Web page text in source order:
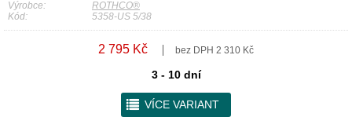
Výrobce:
ROTHCO®
Kód:
5358-US 5/38
2 795 Kč bez DPH 2 310 Kč
3 - 10 dní
r VÍCE VARIANT